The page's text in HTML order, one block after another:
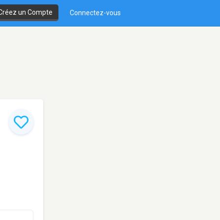
un Compte Connectez-vous